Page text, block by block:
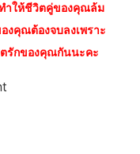
ำให้ชีวิตคู่ของคุณล้ม
งคุณต้องจบลงเพราะ
ตรักของคุณกันนะคะ